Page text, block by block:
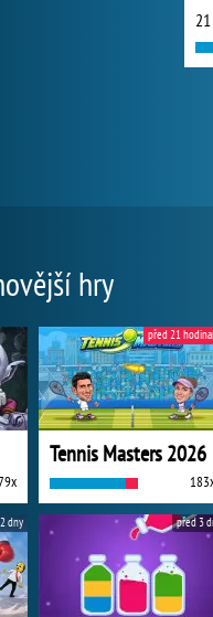
hry
Tennis Masters 2026
před 21
dny před 3